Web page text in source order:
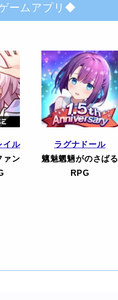
ームアプリ◆
イル
ァン
ラグナドール
魑魅魍魎がのさばる
RPG